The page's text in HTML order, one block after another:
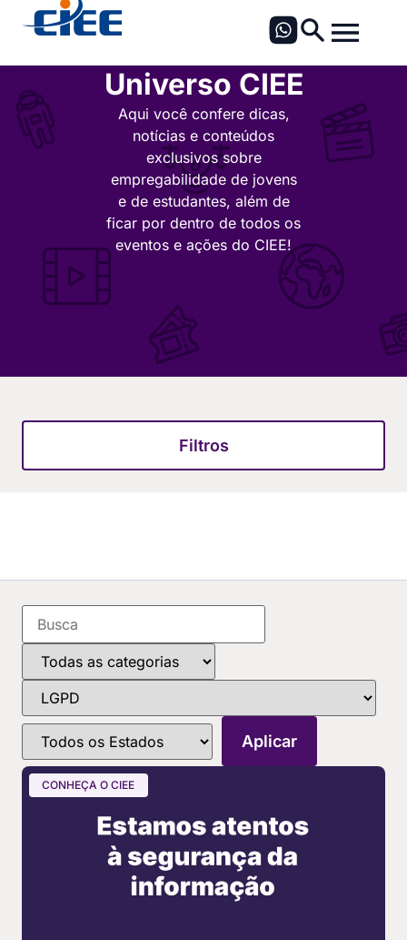
Universo CIEE
Aqui você confere dicas,
notícias e conteúdos
exclusivos sobre
empregabilidade de jovens
e de estudantes, além de
ficar por dentro de todos os
eventos e ações do CIEE!
Filtros
CONHEÇA O CIEE